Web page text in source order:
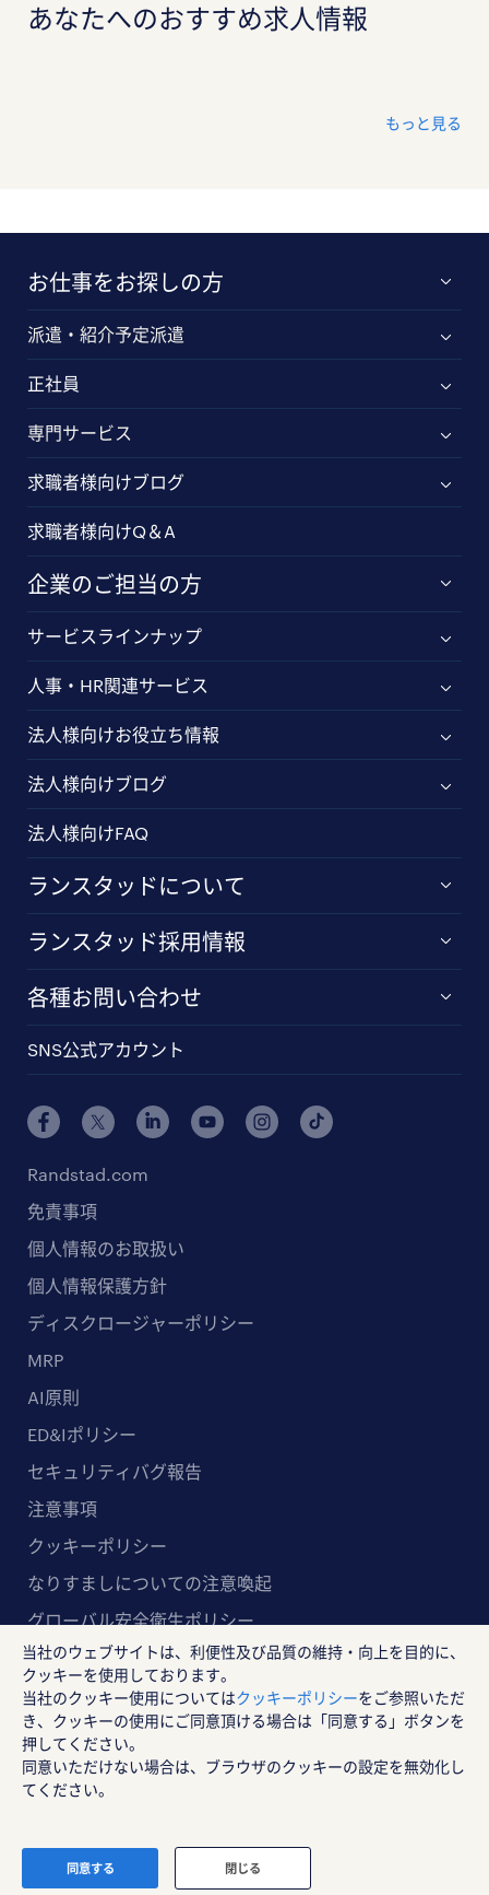
あなたへのおすすめ求人情報
もっと見る
お仕事をお探しの方
派遣・紹介予定派遣
正社員
専門サービス
求職者様向けブログ
求職者様向けQ＆A
企業のご担当の方
サービスラインナップ
人事・HR関連サービス
法人様向けお役立ち情報
法人様向けブログ
法人様向けFAQ
ランスタッドについて
ランスタッド採用情報
各種お問い合わせ
SNS公式アカウント
Randstad.com
免責事項
個人情報のお取扱い
個人情報保護方針
ディスクロージャーポリシー
MRP
AI原則
ED&Iポリシー
セキュリティバグ報告
注意事項
クッキーポリシー
なりすましについての注意喚起
グローバル安全衛生ポリシー
マルチステークホルダー方針
ランスタッド株式会社
〒102-8578 東京都千代田区紀尾井町4-1 ニューオー
タニガーデンコート21F
RANDSTAD, HUMAN FORWARD及びSHAPING THE W
© Randstad Japan
来社予約はこちらから
当社のウェブサイトは、利便性及び品質の維持・向上を目的に、
クッキーを使用しております。
当社のクッキー使用についてはクッキーポリシーをご参照いただ
き、クッキーの使用にご同意頂ける場合は「同意する」ボタンを
押してください。
同意いただけない場合は、ブラウザのクッキーの設定を無効化し
てください。
同意する 閉じる